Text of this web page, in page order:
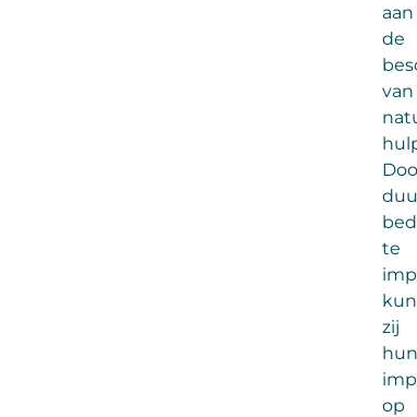
aan
de
van
te
zij
hun
op